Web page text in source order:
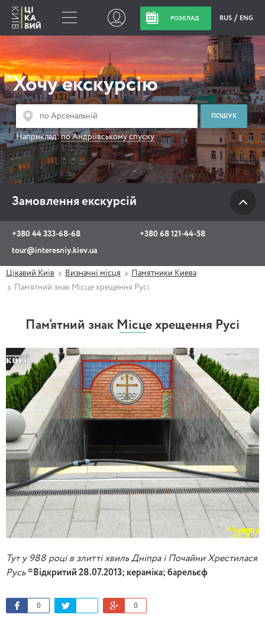
РОЗКЛАД RUS ENG
Хочу екскурсію
Наприклад:по Андріївському спуску
Замовлення екскурсій
+380 44 333-68-68
+380 68 121-44-58
tour@interesniy.kiev.ua
Замовлення
екскурсій
+380 44 333-68-68
+380 68 121-44-58
tour@interesniy.kiev.ua
з 10.00 до 19:30 щоденно
Viber WhatsApp
Цікавий Київ Визначні місця
Памятники Киева
Пам’ятний знак Місце хрещення Русі
Пам’ятний знак Місце хрещення Русі
Тут у 988 році в злитті хвиль Дніпра і Почайни Хрестилася
Русь *Відкритий 28.07.2013; кераміка; барельєф
0 0